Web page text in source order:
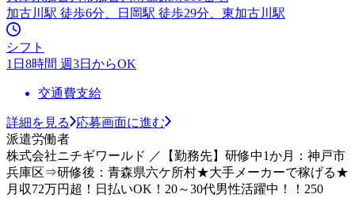
加古川駅 徒歩6分、日岡駅 徒歩29分、東加古川駅
シフト
1日8時間 週3日からOK
交通費支給
詳細を見る
応募画面に進む
派遣労働者
株式会社ニチギワールド ／【勤務先】研修中1か月：神戸市
兵庫区⇒研修後：青森県六ケ所村★大手メーカーで稼げる★
月収72万円超！日払いOK！20～30代男性活躍中！！250